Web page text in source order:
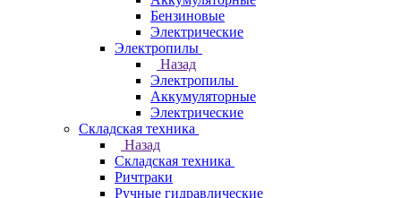
Бензиновые
Электрические
Электропилы
Назад
Электропилы
Аккумуляторные
Электрические
Складская техника
Назад
Складская техника
Ричтраки
Ручные гидравлические